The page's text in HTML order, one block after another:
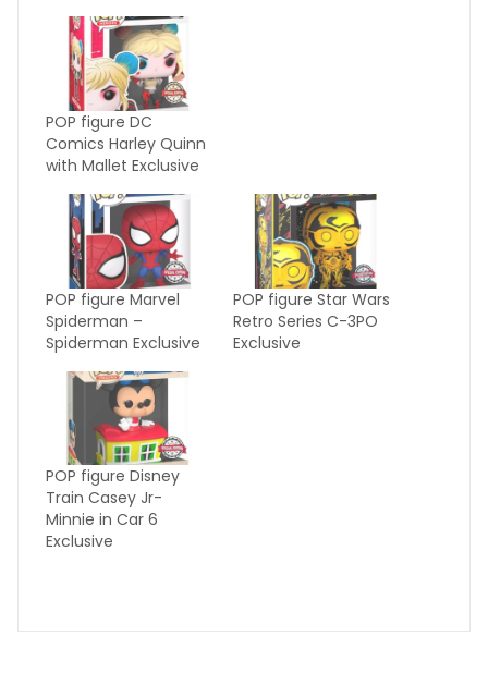
POP figure DC
Comics Harley Quinn
with Mallet Exclusive
POP figure Marvel
Spiderman –
Spiderman Exclusive
POP figure Star Wars
Retro Series C-3PO
Exclusive
POP figure Disney
Train Casey Jr-
Minnie in Car 6
Exclusive